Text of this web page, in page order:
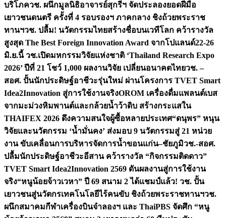
บริโภควช. ผนึกมูลนิธิอาจารย์สุกรีฯ จัดประลองยอดฝีมือ
เยาวชนดนตรี ครั้งที่ 4 รอบรองฯ ภาคกลาง ชิงถ้วยพระราช
ทานฯวช. ปลื้ม! นวัตกรรมไทยสร้างชื่อบนเวทีโลก คว้ารางวัล
สูงสุด The Best Foreign Innovation Award จากโปแลนด์22-26
มิ.ย.นี้ วช.เปิดมหกรรมวิจัยแห่งชาติ ‘Thailand Research Expo
2026’ ปีที่ 21 โชว์ 1,000 ผลงานวิจัย เปลี่ยนอนาคตไทยวช. –
สอศ. ปั้นนักประดิษฐ์อาชีวะรุ่นใหม่ ผ่านโครงการ TVET Smart
Idea2Innovation สู่การใช้งานจริงOROM เครื่องดื่มแพลนต์เบส
จากมะม่วงหิมพานต์และกล้วยน้ำว้าดิบ สร้างกระแสใน
THAIFEX 2026 ดึงความสนใจผู้ซื้อหลายประเทศ“ดนุพร” หนุน
วิจัยและนวัตกรรม ‘น้ำมั่นคง’ ส่งมอบ 9 นวัตกรรมสู่ 21 หน่วย
งาน ขับเคลื่อนการบริหารจัดการน้ำขอนแก่น–ชัยภูมิวช.-สอศ.
ปลื้มนักประดิษฐ์อาชีวะอีสาน คว้ารางวัล “กิจกรรมติดดาว”
TVET Smart Idea2Innovation 2569 ดันผลงานสู่การใช้งาน
จริง“หนูน้อยจ้าวเวหา” ปี 69 สนาม 2 ได้แชมป์แล้ว! วช. ปั้น
เยาวชนสู่นวัตกรเทคโนโลยีไร้คนขับ ชิงถ้วยพระราชทานฯวช.
ผนึกสมาคมกีฬาเครื่องบินจำลองฯ และ ThaiPBS จัดศึก “หนู